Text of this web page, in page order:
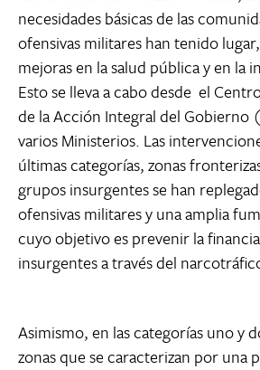
necesidades básicas de las
ofensivas militares han tenido
mejoras en la salud pública y en la
Esto se lleva a cabo desde el
de la Acción Integral del Gobierno
varios Ministerios. Las
últimas categorías, zonas
grupos insurgentes se han
ofensivas militares y una amplia
cuyo objetivo es prevenir la
insurgentes a través del
Asimismo, en las categorías uno y
zonas que se caracterizan por una